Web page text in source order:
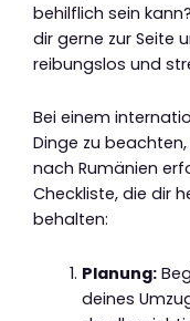
behilflich sein
dir gerne zur Seite
reibungslos und
Bei einem
Dinge zu
nach Rumänien
Checkliste, die dir
behalten:
Planung:
deines